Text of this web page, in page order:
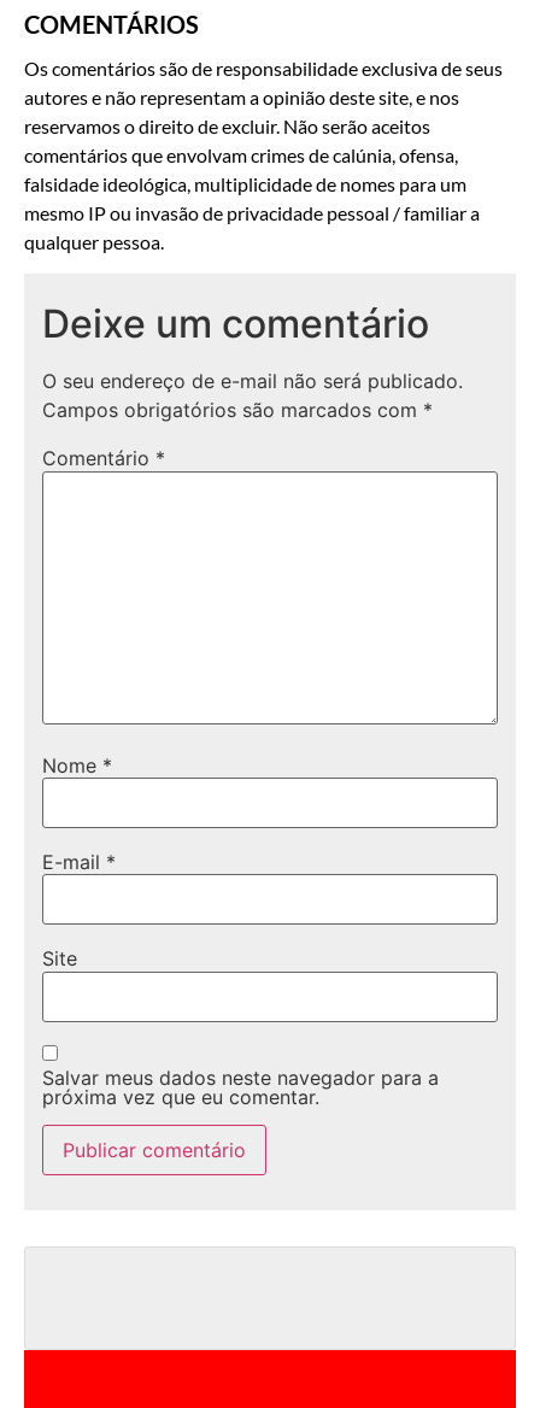
COMENTÁRIOS
Os comentários são de responsabilidade exclusiva de seus
autores e não representam a opinião deste site, e nos
reservamos o direito de excluir. Não serão aceitos
comentários que envolvam crimes de calúnia, ofensa,
falsidade ideológica, multiplicidade de nomes para um
mesmo IP ou invasão de privacidade pessoal / familiar a
qualquer pessoa.
Deixe um comentário
O seu endereço de e-mail não será publicado.
Campos obrigatórios são marcados com *
Comentário *
Nome *
E-mail *
Site
Salvar meus dados neste navegador para a
próxima vez que eu comentar.